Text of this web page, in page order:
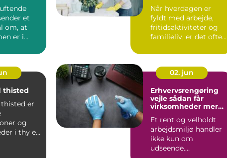
et
om, at
er i
Når hverdagen er
fyldt med arbejde,
fritidsaktiviteter og
familieliv, er det ofte
thisted
thisted er
og
i thy en
02. jun
Erhvervsrengøring
vejle sådan får
virksomheder mere
image
Et rent og velholdt
arbejdsmiljø handler
ikke kun om
udseende.